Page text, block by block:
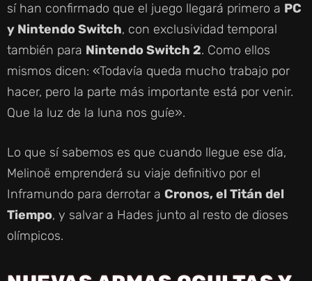
sí han confirmado que el juego llegará primero a PC
y Nintendo Switch, con exclusividad temporal
también para Nintendo Switch 2. Como ellos
mismos dicen: «Todavía queda mucho trabajo por
hacer, pero la parte más importante está por venir.
Que la luz de la luna nos guíe».
Lo que sí sabemos es que cuando llegue ese día,
Melinoë emprenderá su viaje definitivo por el
Inframundo para derrotar a Cronos, el Titán del
Tiempo, y salvar a Hades junto al resto de dioses
olímpicos.